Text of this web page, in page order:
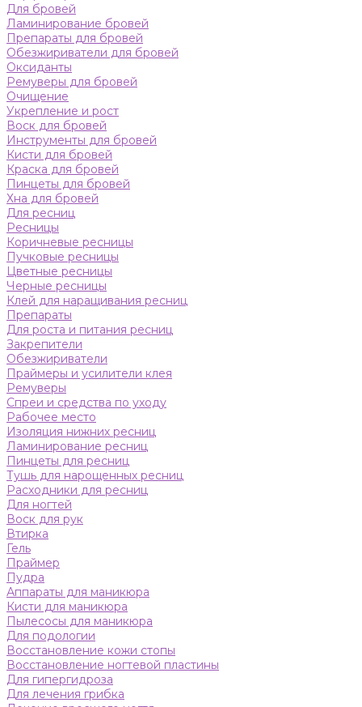
Для бровей
Ламинирование бровей
Препараты для бровей
Обезжириватели для бровей
Оксиданты
Ремуверы для бровей
Очищение
Укрепление и рост
Воск для бровей
Инструменты для бровей
Кисти для бровей
Краска для бровей
Пинцеты для бровей
Хна для бровей
Для ресниц
Ресницы
Коричневые ресницы
Пучковые ресницы
Цветные ресницы
Черные ресницы
Клей для наращивания ресниц
Препараты
Для роста и питания ресниц
Закрепители
Обезжириватели
Праймеры и усилители клея
Ремуверы
Спреи и средства по уходу
Рабочее место
Изоляция нижних ресниц
Ламинирование ресниц
Пинцеты для ресниц
Тушь для нарощенных ресниц
Расходники для ресниц
Для ногтей
Воск для рук
Втирка
Гель
Праймер
Пудра
Аппараты для маникюра
Кисти для маникюра
Пылесосы для маникюра
Для подологии
Восстановление кожи стопы
Восстановление ногтевой пластины
Для гипергидроза
Для лечения грибка